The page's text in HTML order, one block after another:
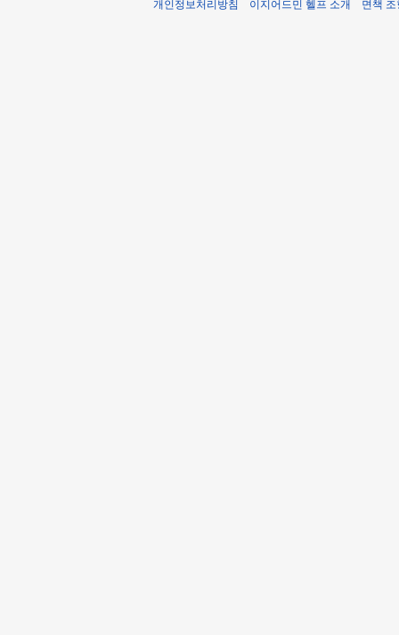
개인정보처리방침 이지어드민 헬프 소개 면책 조